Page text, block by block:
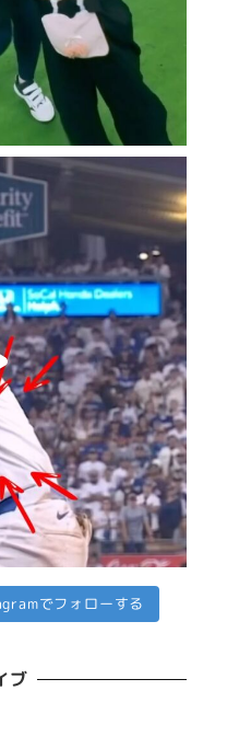
でフォローする
ブ